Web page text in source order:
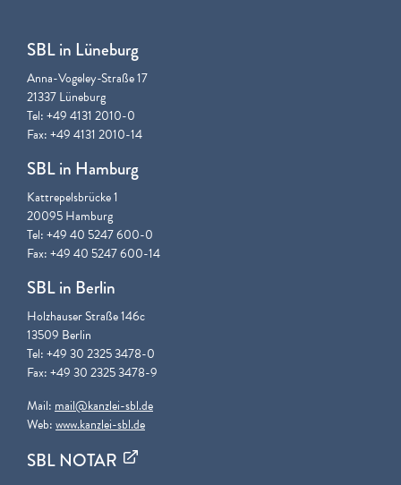
SBL in Lüneburg
Anna-Vogeley-Straße 17
21337 Lüneburg
Tel: +49 4131 2010-0
Fax: +49 4131 2010-14
SBL in Hamburg
Kattrepelsbrücke 1
20095 Hamburg
Tel: +49 40 5247 600-0
Fax: +49 40 5247 600-14
SBL in Berlin
Holzhauser Straße 146c
13509 Berlin
Tel: +49 30 2325 3478-0
Fax: +49 30 2325 3478-9
Mail: mail@kanzlei-sbl.de
Web:www.kanzlei-sbl.de
SBL NOTAR